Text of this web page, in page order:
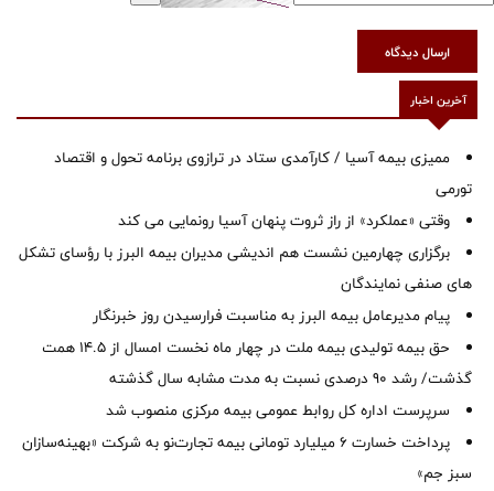
ارسال دیدگاه
آخرین اخبار
ممیزی بیمه آسیا / کارآمدی ستاد در ترازوی برنامه تحول و اقتصاد
تورمی
وقتی «عملکرد» از راز ثروت پنهان آسیا رونمایی می کند
برگزاری چهارمین نشست هم اندیشی مدیران بیمه البرز با رؤسای تشکل
های صنفی نمایندگان
پیام مدیرعامل بیمه البرز به مناسبت فرارسیدن روز خبرنگار
حق بیمه تولیدی بیمه ملت در چهار ماه نخست امسال از 14.5 همت
گذشت/ رشد 90 درصدی نسبت به مدت مشابه سال گذشته
سرپرست اداره كل روابط عمومی بیمه مركزی منصوب شد
پرداخت خسارت ۶ میلیارد تومانی بیمه تجارت‌نو به شرکت «بهینه‌سازان
سبز جم»